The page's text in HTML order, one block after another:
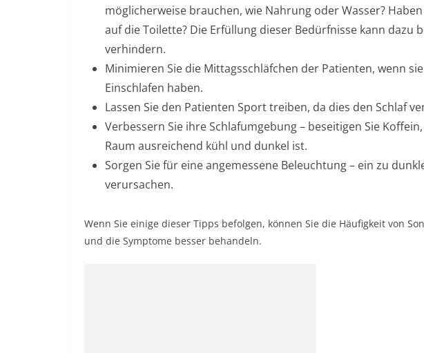
möglicherweise brauchen, wie Nahrung oder Wasser?
auf die Toilette? Die Erfüllung dieser Bedürfnisse kann dazu
verhindern.
Minimieren Sie die Mittagsschläfchen der Patienten, wenn
Einschlafen haben.
Lassen Sie den Patienten Sport treiben, da dies den Schlaf
Verbessern Sie ihre Schlafumgebung – beseitigen Sie
Raum ausreichend kühl und dunkel ist.
Sorgen Sie für eine angemessene Beleuchtung – ein zu
verursachen.
Wenn Sie einige dieser Tipps befolgen, können Sie die Häufigkeit von
und die Symptome besser behandeln.